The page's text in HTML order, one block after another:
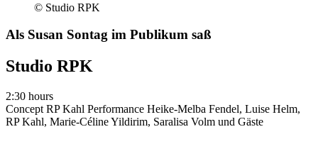
© Studio RPK
Als Susan Sontag im Publikum saß
Studio RPK
2:30 hours
Concept RP Kahl Performance Heike-Melba Fendel, Luise Helm,
RP Kahl, Marie-Céline Yildirim, Saralisa Volm und Gäste